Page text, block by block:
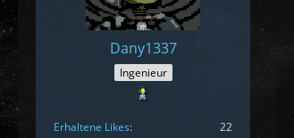
Dany1337
Ingenieur
Erhaltene Likes
22